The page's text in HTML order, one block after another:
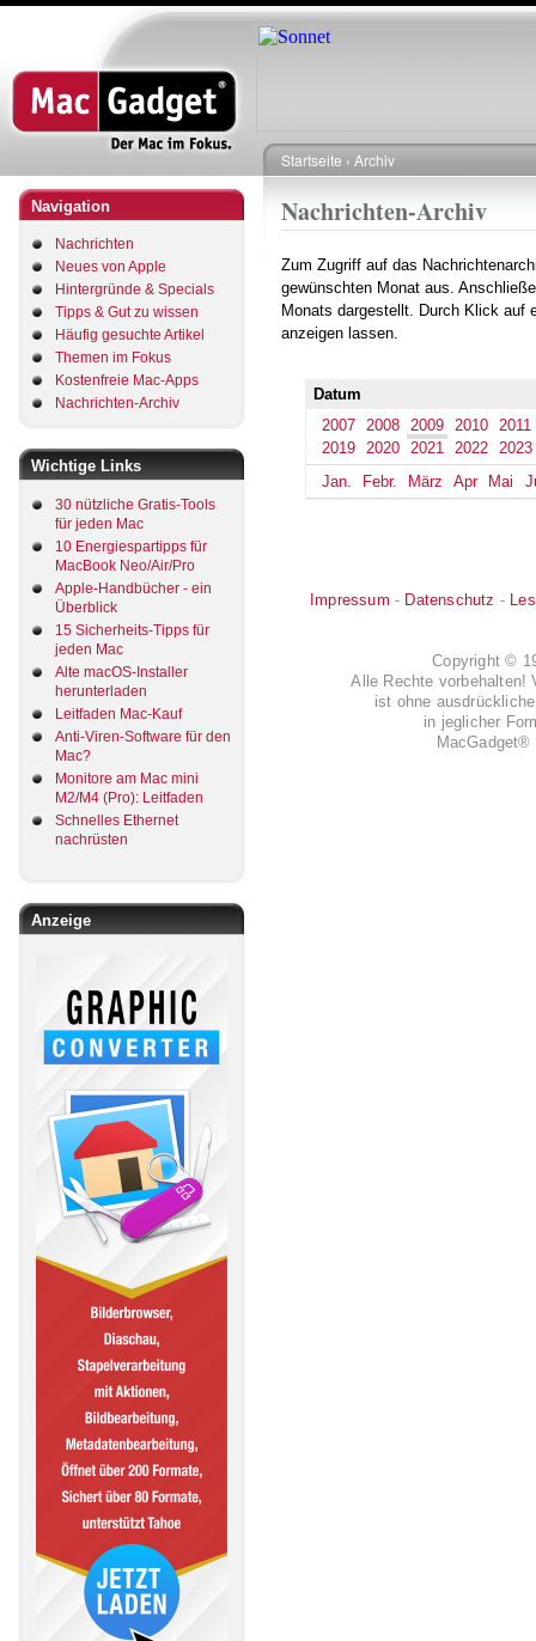
Direkt
zum
Navigation
Nachrichten
Neues von Apple
Hintergründe & Specials
Tipps & Gut zu wissen
Häufig gesuchte Artikel
Themen im Fokus
Kostenfreie Mac-Apps
Nachrichten-Archiv
Wichtige Links
30 nützliche Gratis-Tools
für jeden Mac
10 Energiespartipps für
MacBook Neo/Air/Pro
Apple-Handbücher - ein
Überblick
15 Sicherheits-Tipps für
jeden Mac
Alte macOS-Installer
herunterladen
Leitfaden Mac-Kauf
Anti-Viren-Software für den
Mac?
Monitore am Mac mini
M2/M4 (Pro): Leitfaden
Schnelles Ethernet
nachrüsten
Anzeige
Pfadnavigation
Startseite Archiv
Nachrichten-Archiv
Zum Zugriff auf das
gewünschten Monat aus.
Monats dargestellt. Durch Klick auf
anzeigen lassen.
Datum
2007
2008 2009 2010
2011
2019
2020 2021 2022
2023
Jan.
Febr. März Apr Mai
Impressum - Datenschutz -
Copyright ©
Alle Rechte vorbehalten!
ist ohne
in jeglicher
MacGadget®